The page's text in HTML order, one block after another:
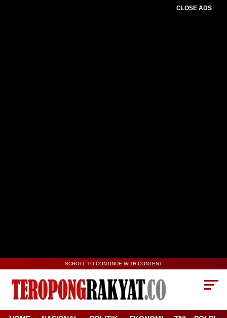
CLOSE ADS
SCROLL TO CONTINUE WITH CONTENT